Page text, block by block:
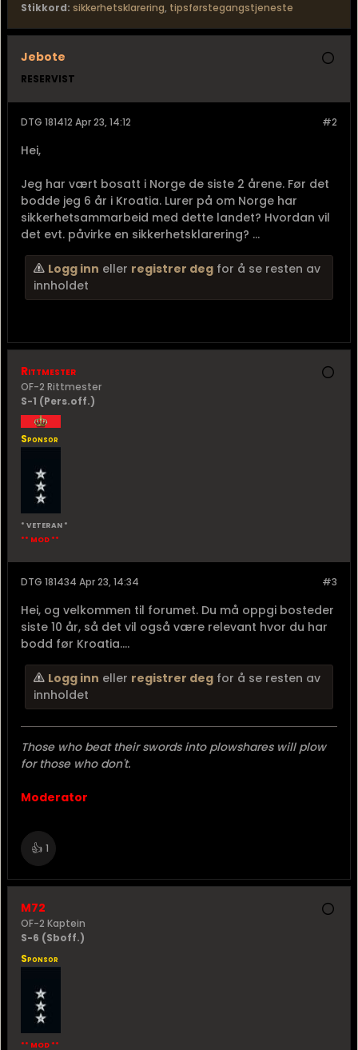
Stikkord: sikkerhetsklarering, tipsførstegangstjeneste
Jebote
RESERVIST
#2
DTG 181412 Apr 23, 14:12
Hei,
Jeg har vært bosatt i Norge de siste 2 årene. Før det
bodde jeg 6 år i Kroatia. Lurer på om Norge har
sikkerhetsammarbeid med dette landet? Hvordan vil
det evt. påvirke en sikkerhetsklarering? ...
Logg inn eller registrer deg for å se resten av
innholdet
Rittmester
OF-2 Rittmester
S-1 (Pers.off.)
Sponsor
* VETERAN *
** MOD **
#3
DTG 181434 Apr 23, 14:34
Hei, og velkommen til forumet. Du må oppgi bosteder
siste 10 år, så det vil også være relevant hvor du har
bodd før Kroatia....
Logg inn eller registrer deg for å se resten av
innholdet
Those who beat their swords into plowshares will plow
for those who don't.
Moderator
👍 1
M72
OF-2 Kaptein
S-6 (Sboff.)
Sponsor
** MOD **